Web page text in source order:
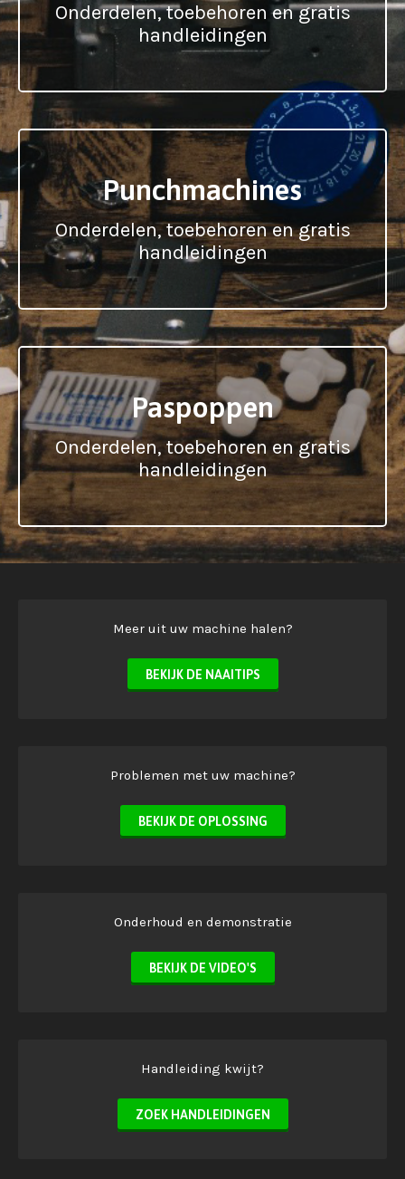
Onderdelen, toebehoren en gratis
handleidingen
Punchmachines
Onderdelen, toebehoren en gratis
handleidingen
Paspoppen
Onderdelen, toebehoren en gratis
handleidingen
Meer uit uw machine halen?
BEKIJK DE NAAITIPS
Problemen met uw machine?
BEKIJK DE OPLOSSING
Onderhoud en demonstratie
BEKIJK DE VIDEO'S
Handleiding kwijt?
ZOEK HANDLEIDINGEN